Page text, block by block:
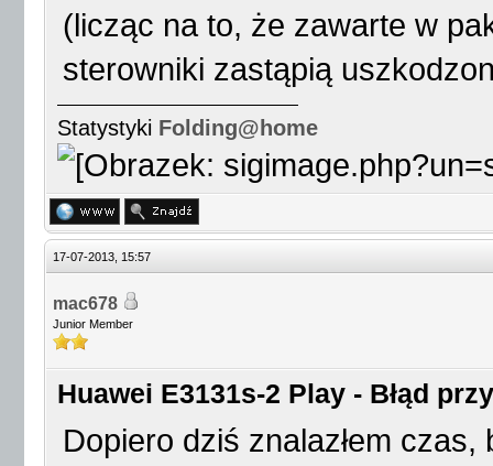
(licząc na to, że zawarte w
sterowniki zastąpią
Statystyki Folding@home
17-07-2013, 15:57
mac678
Junior Member
Huawei E3131s-2 Play - Błąd
Dopiero dziś znalazłem